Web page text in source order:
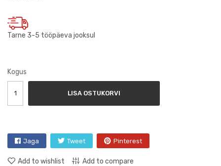
Tarne 3-5 tööpäeva jooksul
Kogus
LISA OSTUKORVI
Jaga Tweet Pinterest
Add to wishlist Add to compare